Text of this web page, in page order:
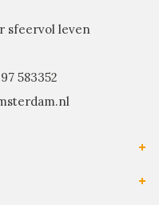
sfeervol leven
583352